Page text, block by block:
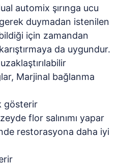
automix şırınga ucu
duymadan istenilen
için zamandan
da uygundur.
Marjinal bağlanma
gösterir
flor salınımı yapar
restorasyona daha iyi